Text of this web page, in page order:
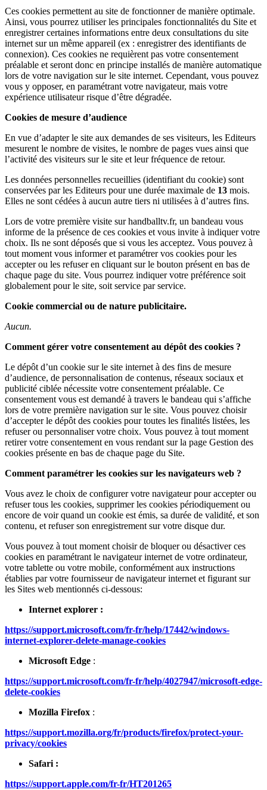
Ces cookies permettent au site de fonctionner de manière optimale.
Ainsi, vous pourrez utiliser les principales fonctionnalités du Site et
enregistrer certaines informations entre deux consultations du site
internet sur un même appareil (ex : enregistrer des identifiants de
connexion). Ces cookies ne requièrent pas votre consentement
préalable et seront donc en principe installés de manière automatique
lors de votre navigation sur le site internet. Cependant, vous pouvez
vous y opposer, en paramétrant votre navigateur, mais votre
expérience utilisateur risque d’être dégradée.
Cookies de mesure d’audience
En vue d’adapter le site aux demandes de ses visiteurs, les Editeurs
mesurent le nombre de visites, le nombre de pages vues ainsi que
l’activité des visiteurs sur le site et leur fréquence de retour.
Les données personnelles recueillies (identifiant du cookie) sont
conservées par les Editeurs pour une durée maximale de 13 mois.
Elles ne sont cédées à aucun autre tiers ni utilisées à d’autres fins.
Lors de votre première visite sur handballtv.fr, un bandeau vous
informe de la présence de ces cookies et vous invite à indiquer votre
choix. Ils ne sont déposés que si vous les acceptez. Vous pouvez à
tout moment vous informer et paramétrer vos cookies pour les
accepter ou les refuser en cliquant sur le bouton présent en bas de
chaque page du site. Vous pourrez indiquer votre préférence soit
globalement pour le site, soit service par service.
Cookie commercial ou de nature publicitaire.
Aucun.
Comment gérer votre consentement au dépôt des cookies ?
Le dépôt d’un cookie sur le site internet à des fins de mesure
d’audience, de personnalisation de contenus, réseaux sociaux et
publicité ciblée nécessite votre consentement préalable. Ce
consentement vous est demandé à travers le bandeau qui s’affiche
lors de votre première navigation sur le site. Vous pouvez choisir
d’accepter le dépôt des cookies pour toutes les finalités listées, les
refuser ou personnaliser votre choix. Vous pouvez à tout moment
retirer votre consentement en vous rendant sur la page Gestion des
cookies présente en bas de chaque page du Site.
Comment paramétrer les cookies sur les navigateurs web ?
Vous avez le choix de configurer votre navigateur pour accepter ou
refuser tous les cookies, supprimer les cookies périodiquement ou
encore de voir quand un cookie est émis, sa durée de validité, et son
contenu, et refuser son enregistrement sur votre disque dur.
Vous pouvez à tout moment choisir de bloquer ou désactiver ces
cookies en paramétrant le navigateur internet de votre ordinateur,
votre tablette ou votre mobile, conformément aux instructions
établies par votre fournisseur de navigateur internet et figurant sur
les Sites web mentionnés ci-dessous:
Internet explorer :
https://support.microsoft.com/fr-fr/help/17442/windows-
internet-explorer-delete-manage-cookies
Microsoft Edge :
https://support.microsoft.com/fr-fr/help/4027947/microsoft-edge-
delete-cookies
Mozilla Firefox :
https://support.mozilla.org/fr/products/firefox/protect-your-
privacy/cookies
Safari :
https://support.apple.com/fr-fr/HT201265